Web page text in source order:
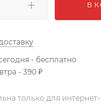
В
- бесплатно
- 390 ₽
только для